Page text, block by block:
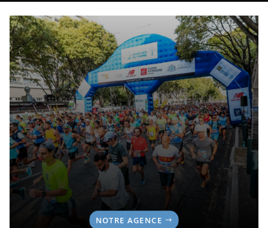
NOTRE AGENCE